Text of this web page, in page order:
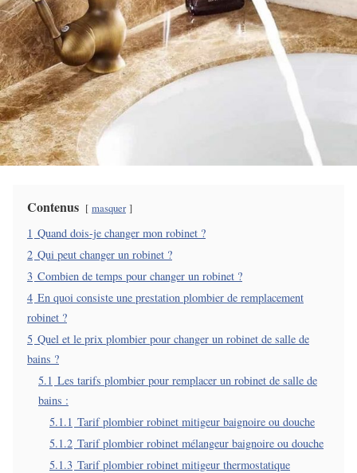
Contenus masquer
1 Quand dois-je changer mon robinet ?
2 Qui peut changer un robinet ?
3 Combien de temps pour changer un robinet ?
4 En quoi consiste une prestation plombier de remplacement
robinet ?
5 Quel et le prix plombier pour changer un robinet de salle de
bains ?
5.1 Les tarifs plombier pour remplacer un robinet de salle de
bains :
5.1.1 Tarif plombier robinet mitigeur baignoire ou douche
5.1.2 Tarif plombier robinet mélangeur baignoire ou douche
5.1.3 Tarif plombier robinet mitigeur thermostatique